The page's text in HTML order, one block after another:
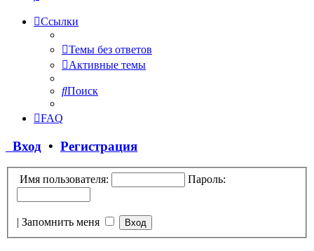
Ссылки
Темы без ответов
Активные темы
Поиск
FAQ
Вход • Регистрация
Имя пользователя: Пароль:
| Запомнить меня